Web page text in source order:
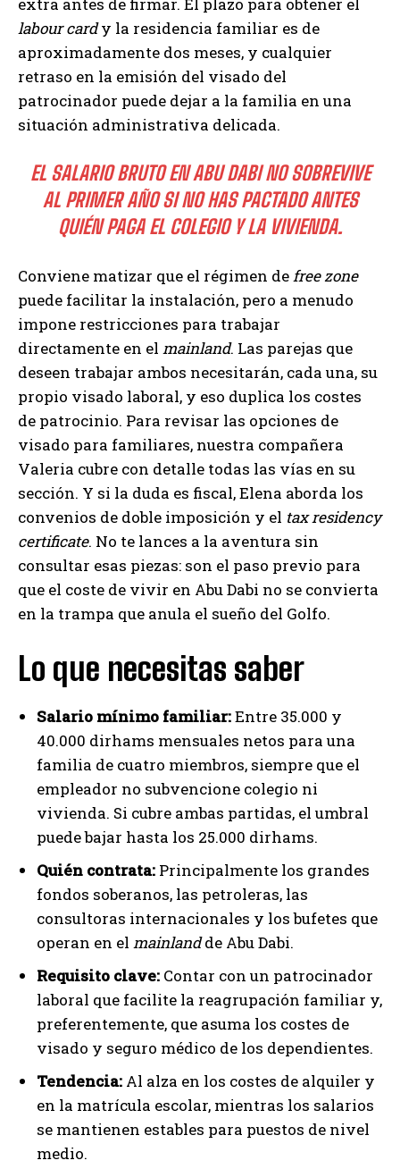
labour cardy la residencia familiar es de
aproximadamente dos meses, y cualquier
retraso en la emisión del visado del
patrocinador puede dejar a la familia en una
situación administrativa delicada.
EL SALARIO BRUTO EN ABU DABI NO SOBREVIVE
AL PRIMER AÑO SI NO HAS PACTADO ANTES
QUIÉN PAGA EL COLEGIO Y LA VIVIENDA.
Conviene matizar que el régimen defree zone
puede facilitar la instalación, pero a menudo
impone restricciones para trabajar
directamente en el mainland. Las parejas que
deseen trabajar ambos necesitarán, cada una, su
propio visado laboral, y eso duplica los costes
de patrocinio. Para revisar las opciones de
visado para familiares, nuestra compañera
Valeria cubre con detalle todas las vías en su
sección. Y si la duda es fiscal, Elena aborda los
convenios de doble imposición y el tax residency
certificate. No te lances a la aventura sin
consultar esas piezas: son el paso previo para
que el coste de vivir en Abu Dabi no se convierta
en la trampa que anula el sueño del Golfo.
Lo que necesitas saber
Salario mínimo familiar:Entre 35.000 y
40.000 dirhams mensuales netos para una
familia de cuatro miembros, siempre que el
empleador no subvencione colegio ni
vivienda. Si cubre ambas partidas, el umbral
puede bajar hasta los 25.000 dirhams.
Quién contrata: Principalmente los grandes
fondos soberanos, las petroleras, las
consultoras internacionales y los bufetes que
operan en el mainlandde Abu Dabi.
Requisito clave: Contar con un patrocinador
laboral que facilite la reagrupación familiar y,
preferentemente, que asuma los costes de
visado y seguro médico de los dependientes.
Tendencia: Al alza en los costes de alquiler y
en la matrícula escolar, mientras los salarios
se mantienen estables para puestos de nivel
medio.